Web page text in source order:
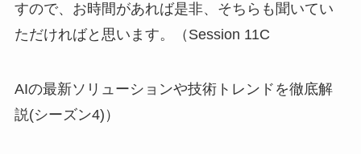
すので、お時間があれば是非、そちらも聞いてい
ただければと思います。（Session 11C
AIの最新ソリューションや技術トレンドを徹底解
説(シーズン4)）